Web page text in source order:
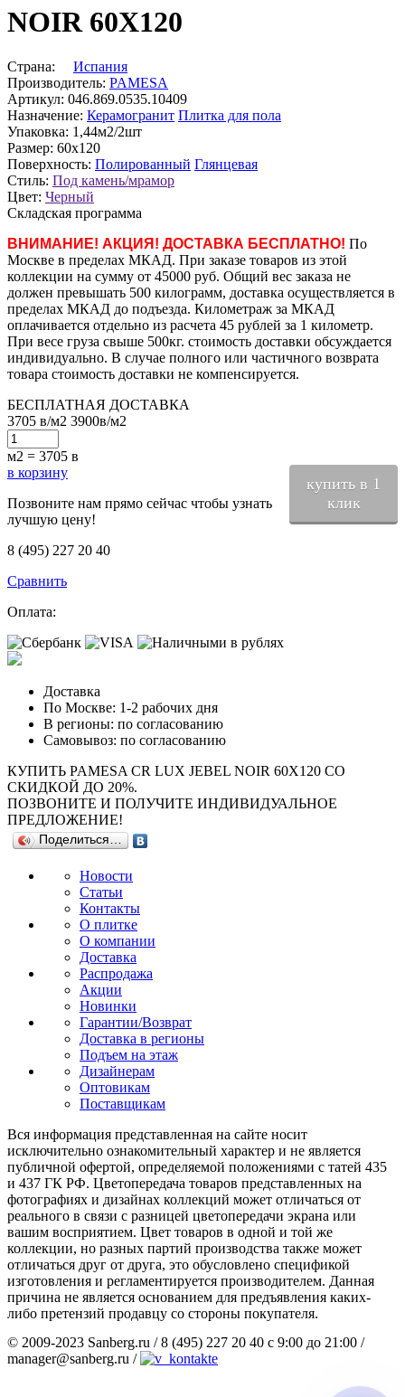
NOIR 60X120
Страна:
Испания
Производитель: PAMESA
Артикул: 046.869.0535.10409
Назначение: Керамогранит Плитка для пола
Упаковка: 1,44м2/2шт
Размер: 60x120
Поверхность: Полированный Глянцевая
Стиль: Под камень/мрамор
Цвет: Черный
Складская программа
ВНИМАНИЕ! АКЦИЯ! ДОСТАВКА БЕСПЛАТНО! По
Москве в пределах МКАД. При заказе товаров из этой
коллекции на сумму от 45000 руб. Общий вес заказа не
должен превышать 500 килограмм, доставка осуществляется в
пределах МКАД до подъезда. Километраж за МКАД
оплачивается отдельно из расчета 45 рублей за 1 километр.
При весе груза свыше 500кг. стоимость доставки обсуждается
индивидуально. В случае полного или частичного возврата
товара стоимость доставки не компенсируется.
БЕСПЛАТНАЯ ДОСТАВКА
3705 в/м2 3900в/м2
м2 = 3705 в
купить в 1
клик
в корзину
Позвоните нам прямо сейчас чтобы узнать
лучшую цену!
8 (495) 227 20 40
Сравнить
Оплата:
Доставка
По Москве: 1-2 рабочих дня
В регионы: по согласованию
Самовывоз: по согласованию
КУПИТЬ PAMESA CR LUX JEBEL NOIR 60X120 СО
СКИДКОЙ ДО 20%.
ПОЗВОНИТЕ И ПОЛУЧИТЕ ИНДИВИДУАЛЬНОЕ
ПРЕДЛОЖЕНИЕ!
Поделиться…
Новости
Статьи
Контакты
О плитке
О компании
Доставка
Распродажа
Акции
Новинки
Гарантии/Возврат
Доставка в регионы
Подъем на этаж
Дизайнерам
Оптовикам
Поставщикам
Вся информация представленная на сайте носит
исключительно ознакомительный характер и не является
публичной офертой, определяемой положениями с татей 435
и 437 ГК РФ. Цветопередача товаров представленных на
фотографиях и дизайнах коллекций может отличаться от
реального в связи с разницей цветопередачи экрана или
вашим восприятием. Цвет товаров в одной и той же
коллекции, но разных партий производства также может
отличаться друг от друга, это обусловлено спецификой
изготовления и регламентируется производителем. Данная
причина не является основанием для предъявления каких-
либо претензий продавцу со стороны покупателя.
© 2009-2023 Sanberg.ru / 8 (495) 227 20 40 с 9:00 до 21:00 /
manager@sanberg.ru /